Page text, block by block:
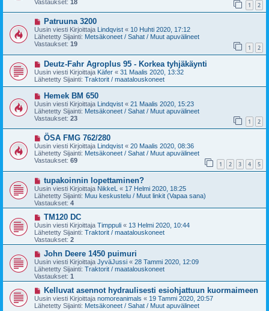
t
i
v
i
s
t
i
Vastaukset: 18 1 2
U
u
s
i
v
i
e
s
t
Patruuna 3200
Uusin viesti Kirjoittaja Lindqvist « 10 Huhti 2020, 17:12
Lähetetty Sijainti: Metsäkoneet / Sahat / Muut apuvälineet
Vastaukset: 19 1 2
U
u
s
i
v
e
s
t
i
Deutz-Fahr Agroplus 95 - Korkea tyhjäkäynti
Uusin viesti Kirjoittaja Käfer « 31 Maalis 2020, 13:32
Lähetetty Sijainti: Traktorit / maatalouskoneet
U
u
s
i
v
i
e
s
t
i
Hemek BM 650
Uusin viesti Kirjoittaja Lindqvist « 21 Maalis 2020, 15:23
Lähetetty Sijainti: Metsäkoneet / Sahat / Muut apuvälineet
Vastaukset: 23 1 2
U
u
s
i
i
e
s
t
i
ÖSA FMG 762/280
Uusin viesti Kirjoittaja Lindqvist « 20 Maalis 2020, 08:36
Lähetetty Sijainti: Metsäkoneet / Sahat / Muut apuvälineet
Vastaukset: 69 1 2 3 4 5
U
u
s
i
v
s
t
i
tupakoinnin lopettaminen?
Uusin viesti Kirjoittaja NikkeL « 17 Helmi 2020, 18:25
Lähetetty Sijainti: Muu keskustelu / Muut linkit (Vapaa sana)
Vastaukset: 4
U
u
s
i
v
e
s
t
i
TM120 DC
Uusin viesti Kirjoittaja Timppuli « 13 Helmi 2020, 10:44
Lähetetty Sijainti: Traktorit / maatalouskoneet
Vastaukset: 2
U
u
s
i
v
e
s
John Deere 1450 puimuri
Uusin viesti Kirjoittaja JyväJussi « 28 Tammi 2020, 12:09
Lähetetty Sijainti: Traktorit / maatalouskoneet
Vastaukset: 1
U
u
s
Kelluvat asennot hydraulisesti esiohjattuun kuormaimeen
Uusin viesti Kirjoittaja nomoreanimals « 19 Tammi 2020, 20:57
Lähetetty Sijainti: Metsäkoneet / Sahat / Muut apuvälineet